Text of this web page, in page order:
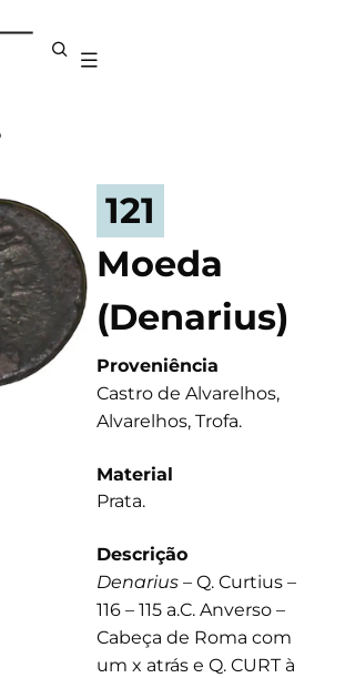
121
Moeda
(Denarius)
Proveniência
Castro de Alvarelhos,
Alvarelhos, Trofa.
Material
Prata.
Descrição
Denarius – Q. Curtius –
116 – 115 a.C. Anverso –
Cabeça de Roma com
um x atrás e Q. CURT à